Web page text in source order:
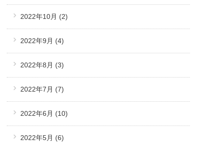
2022年10月 (2)
2022年9月 (4)
2022年8月 (3)
2022年7月 (7)
2022年6月 (10)
2022年5月 (6)